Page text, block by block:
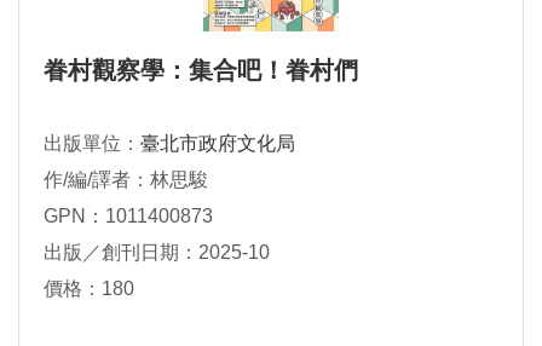
眷村觀察學：集合吧！眷村們
出版單位： 臺北市政府文化局
作/編/譯者：林思駿
GPN：1011400873
出版／創刊日期：2025-10
價格：180